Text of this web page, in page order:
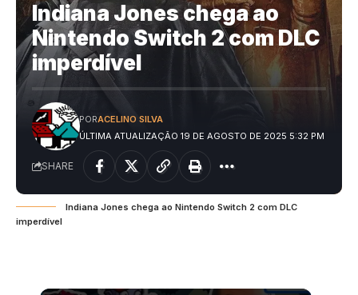
Indiana Jones chega ao
Nintendo Switch 2 com DLC
imperdível
ÚLTIMA ATUALIZAÇÃO 19 DE AGOSTO DE 2025 5:32 PM
PORACELINO SILVA
SHARE
Indiana Jones chega ao Nintendo Switch 2 com DLC
imperdível